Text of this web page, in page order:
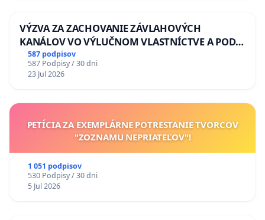
VÝZVA ZA ZACHOVANIE ZÁVLAHOVÝCH
KANÁLOV VO VÝLUČNOM VLASTNÍCTVE A POD
KONTROLOU SLOVENSKEJ REPUBLIKY & žiadosť
na riešenie zanedbaného stavu závlahových a
odvodňovacích kanálov na Slovensku
587 podpisov
587 Podpisy / 30 dni
23 Jul 2026
PETÍCIA ZA EXEMPLÁRNE POTRESTANIE TVORCOV
"ZOZNAMU NEPRIATEĽOV"!
1 051 podpisov
530 Podpisy / 30 dni
5 Jul 2026